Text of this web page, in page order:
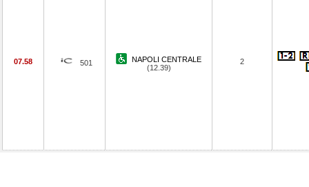
07.58 501
NAPOLI CENTRALE
(12.39)
2